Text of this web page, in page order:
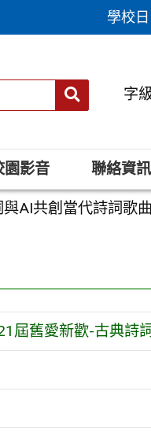
學校日
送出 字
園影音 聯絡資訊
AI共創當代詩詞歌曲
舊愛新歡-古典詩